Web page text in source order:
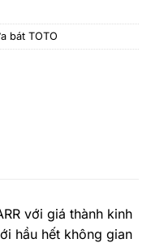
bát TOTO
với giá thành kinh
hầu hết không gian